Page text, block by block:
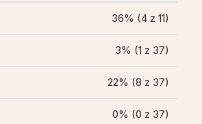
36% (4 z 11)
3% (1 z 37)
22% (8 z 37)
0% (0 z 37)